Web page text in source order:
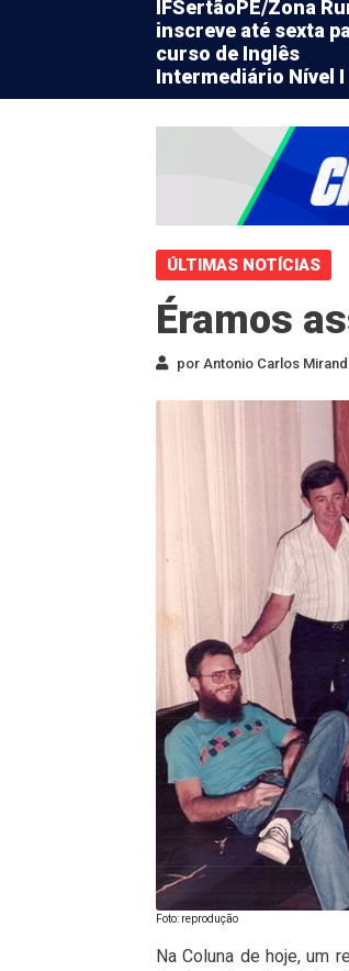
IFSertãoPE/Zona
inscreve até sexta
curso de Inglês
Intermediário Nível I
ÚLTIMAS NOTÍCIAS
Éramos
por Antonio Carlos
Foto: reprodução
Na Coluna de hoje, um